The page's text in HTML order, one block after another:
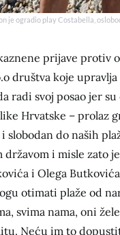
je ogradio play Costabella,
prijave protiv
društva koje
radi svoj posao jer
Hrvatske – prolaz
slobodan do naših
državom i misle zato
i Olega
otimati plaže od
svima nama, oni
Neću im to